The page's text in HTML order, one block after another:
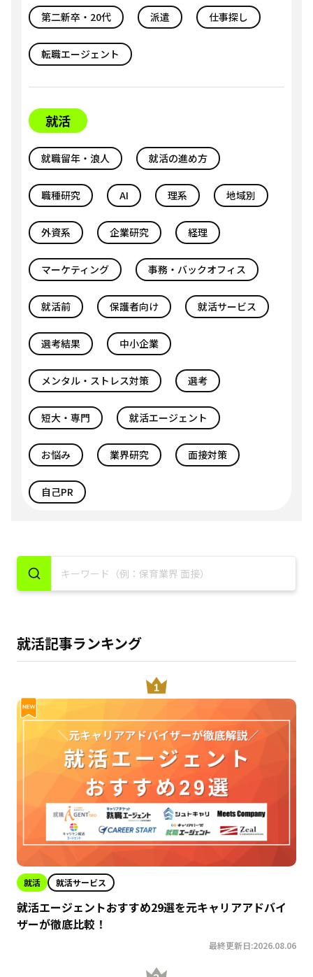
第二新卒・20代 派遣 仕事探し
転職エージェント
就活
就職留年・浪人 就活の進め方
職種研究 AI 理系 地域別
外資系 企業研究 経理
マーケティング 事務・バックオフィス
就活前 保護者向け 就活サービス
選考結果 中小企業
メンタル・ストレス対策 選考
短大・専門 就活エージェント
お悩み 業界研究 面接対策
自己PR
就活記事ランキング
就活 就活サービス
就活エージェントおすすめ29選を元キャリアアドバイ
ザーが徹底比較！
最終更新日:2026.08.06